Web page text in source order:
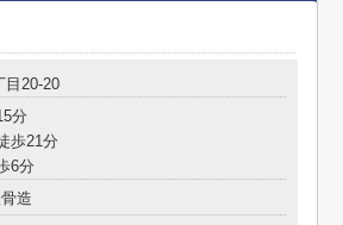
目20-20
分
歩21分
6分
造